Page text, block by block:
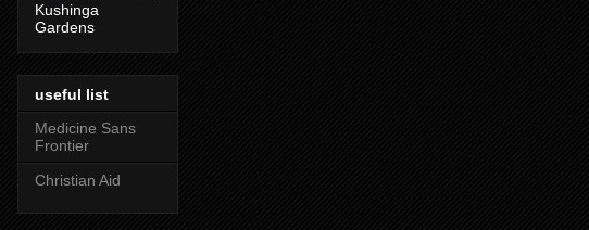
Kushinga
Gardens
useful list
Medicine Sans
Frontier
Christian Aid